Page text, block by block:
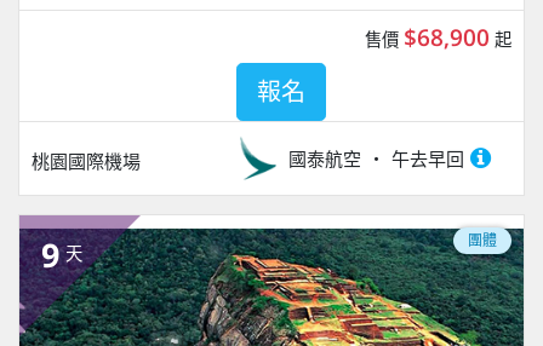
桃園國際機場 國泰航空 午去早回
售價 $68,900 起
報名
9 天
團體